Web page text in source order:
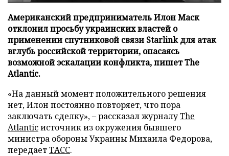
Американский предприниматель Илон Маск
отклонил просьбу украинских властей о
применении спутниковой связи Starlink для атак
вглубь российской территории, опасаясь
возможной эскалации конфликта, пишет The
Atlantic.
«На данный момент положительного решения
нет, Илон постоянно повторяет, что пора
заключать сделку», – рассказал журналуThe
Atlanticисточник из окружения бывшего
министра обороны Украины Михаила Федорова,
передаетТАСС.